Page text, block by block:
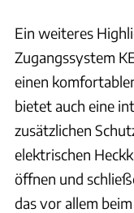
Ein weiteres
Zugangssystem
einen
bietet auch eine
zusätzlichen
elektrischen
öffnen und
das vor allem